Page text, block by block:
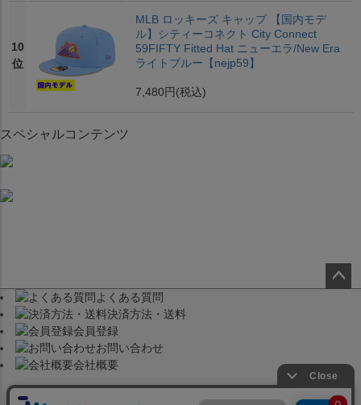
10
位
MLB ロッキーズ キャップ 【国内モデ
ル】シティーコネクト City Connect
59FIFTY Fitted Hat ニューエラ/New Era
ライトブルー【nejp59】
7,480円 (税込)
スペシャルコンテンツ
よくある質問
決済方法・送料
会員登録
お問い合わせ
会社概要